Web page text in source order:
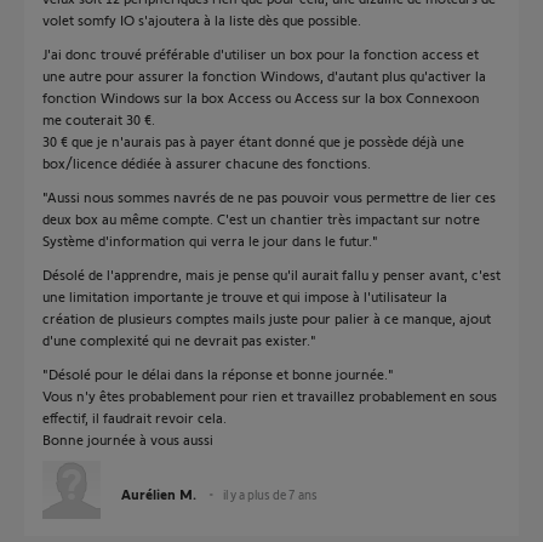
volet somfy IO s'ajoutera à la liste dès que possible.
J'ai donc trouvé préférable d'utiliser un box pour la fonction access et
une autre pour assurer la fonction Windows, d'autant plus qu'activer la
fonction Windows sur la box Access ou Access sur la box Connexoon
me couterait 30 €.
30 € que je n'aurais pas à payer étant donné que je possède déjà une
box/licence dédiée à assurer chacune des fonctions.
"Aussi nous sommes navrés de ne pas pouvoir vous permettre de lier ces
deux box au même compte. C'est un chantier très impactant sur notre
Système d'information qui verra le jour dans le futur."
Désolé de l'apprendre, mais je pense qu'il aurait fallu y penser avant, c'est
une limitation importante je trouve et qui impose à l'utilisateur la
création de plusieurs comptes mails juste pour palier à ce manque, ajout
d'une complexité qui ne devrait pas exister."
"Désolé pour le délai dans la réponse et bonne journée."
Vous n'y êtes probablement pour rien et travaillez probablement en sous
effectif, il faudrait revoir cela.
Bonne journée à vous aussi
Aurélien M. il y a plus de 7 ans